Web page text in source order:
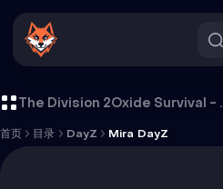
The Division 2 Oxide
首页 目录 DayZ Mira DayZ